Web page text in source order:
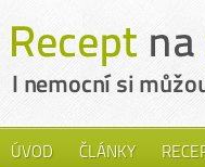
ÚVOD ČLÁNKY